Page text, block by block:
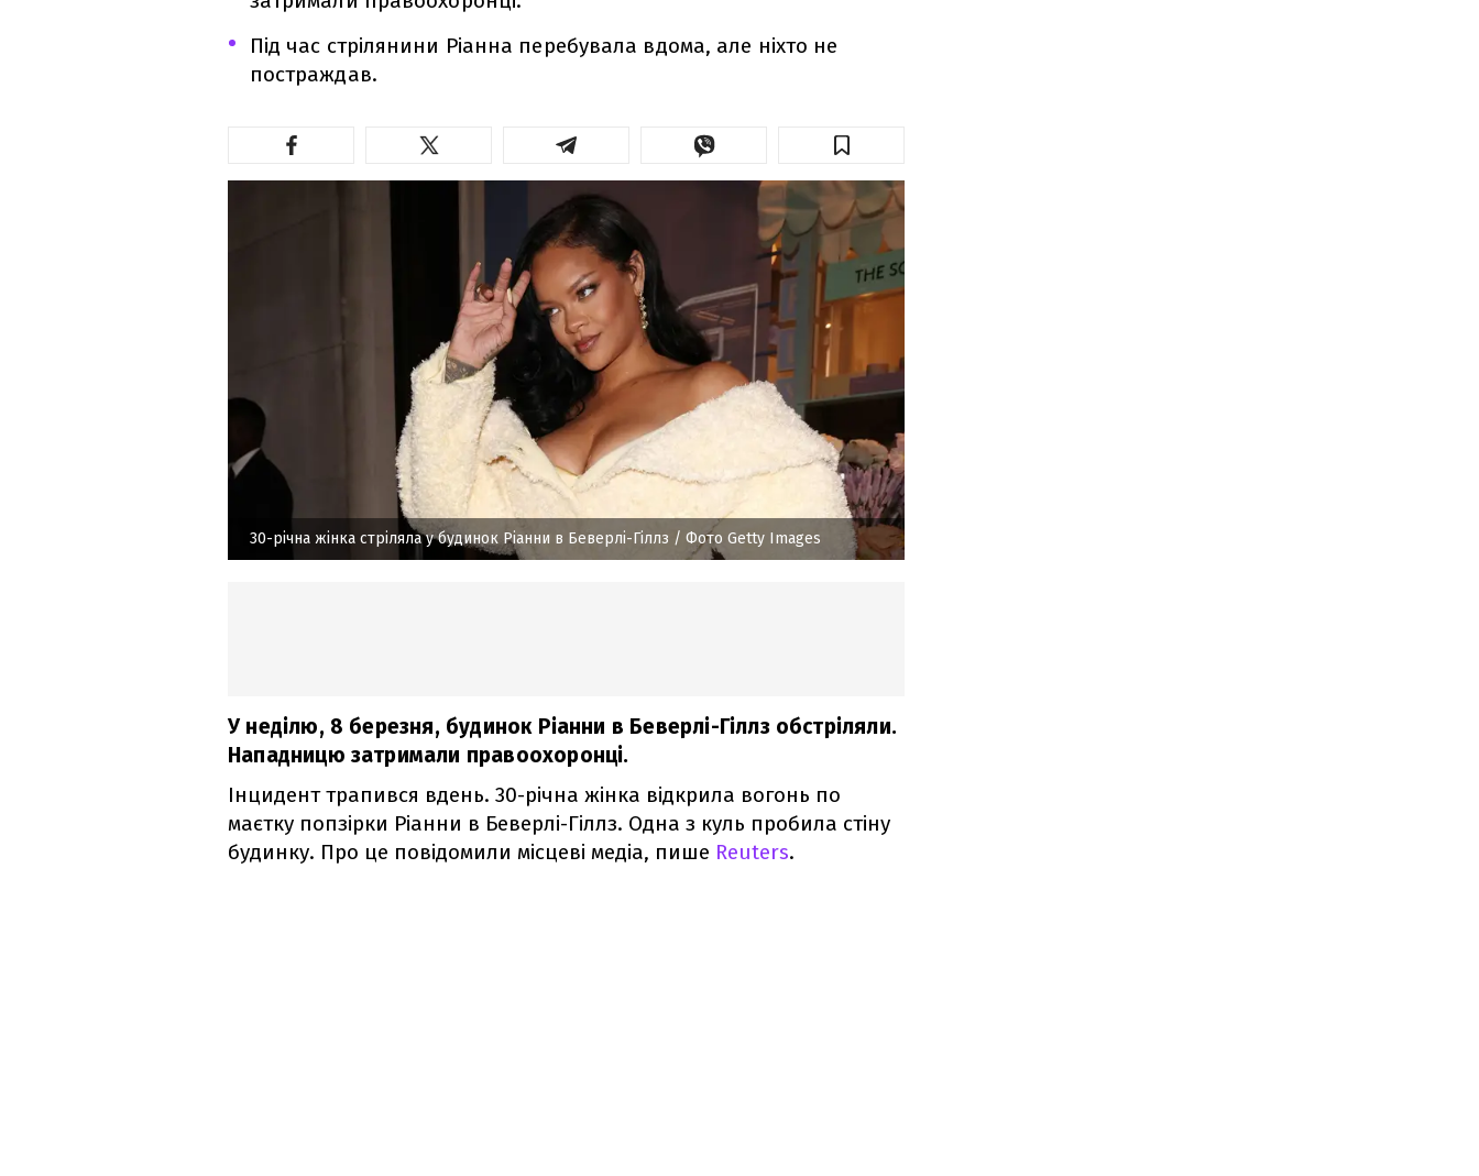
Під час стрілянини Ріанна перебувала вдома, але ніхто не
постраждав.
30-річна жінка стріляла у будинок Ріанни в Беверлі-Гіллз / Фото Getty Images
У неділю, 8 березня, будинок Ріанни в Беверлі-Гіллз обстріляли.
Нападницю затримали правоохоронці.
Інцидент трапився вдень. 30-річна жінка відкрила вогонь по
маєтку попзірки Ріанни в Беверлі-Гіллз. Одна з куль пробила стіну
будинку. Про це повідомили місцеві медіа, пише Reuters.